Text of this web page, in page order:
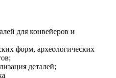
для конвейеров и
форм, археологических
деталей;